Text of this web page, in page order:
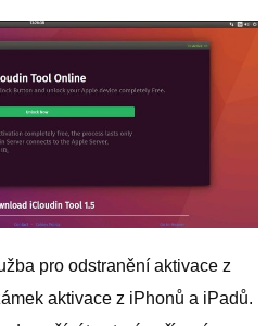
pro odstranění aktivace z
aktivace z iPhonů a iPadů.